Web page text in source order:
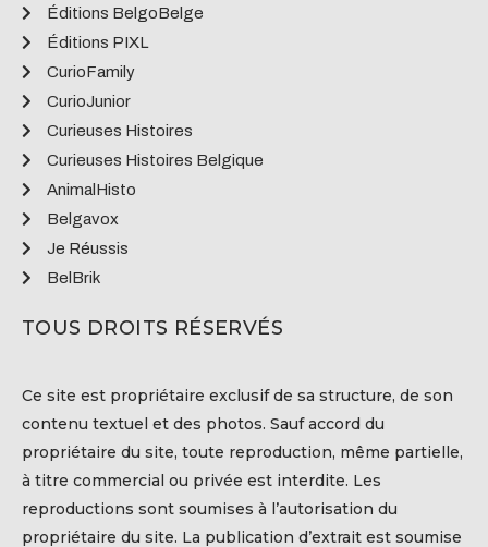
Éditions BelgoBelge
Éditions PIXL
CurioFamily
CurioJunior
Curieuses Histoires
Curieuses Histoires Belgique
AnimalHisto
Belgavox
Je Réussis
BelBrik
TOUS DROITS RÉSERVÉS
Ce site est propriétaire exclusif de sa structure, de son
contenu textuel et des photos. Sauf accord du
propriétaire du site, toute reproduction, même partielle,
à titre commercial ou privée est interdite. Les
reproductions sont soumises à l’autorisation du
propriétaire du site. La publication d’extrait est soumise